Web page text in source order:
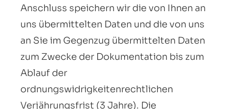
Anschluss speichern wir die von Ihnen an
uns übermittelten Daten und die von uns
an Sie im Gegenzug übermittelten Daten
zum Zwecke der Dokumentation bis zum
Ablauf der
ordnungswidrigkeitenrechtlichen
Verjährungsfrist (3 Jahre). Die